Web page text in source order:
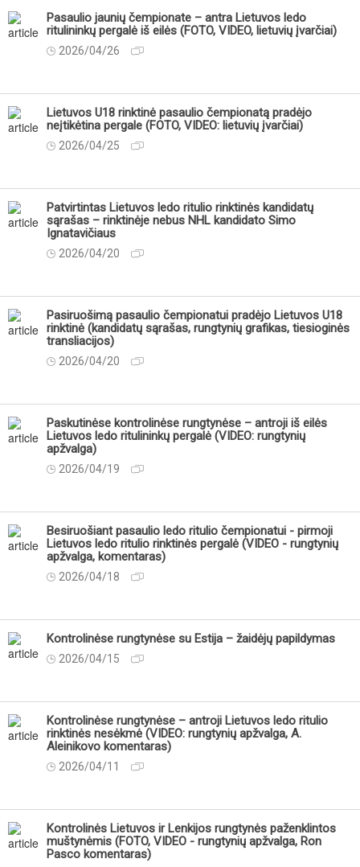
Pasaulio jaunių čempionate – antra Lietuvos ledo
ritulininkų pergalė iš eilės (FOTO, VIDEO, lietuvių įvarčiai)
2026/04/26
Lietuvos U18 rinktinė pasaulio čempionatą pradėjo
neįtikėtina pergale (FOTO, VIDEO: lietuvių įvarčiai)
2026/04/25
Patvirtintas Lietuvos ledo ritulio rinktinės kandidatų
sąrašas – rinktinėje nebus NHL kandidato Simo
Ignatavičiaus
2026/04/20
Pasiruošimą pasaulio čempionatui pradėjo Lietuvos U18
rinktinė (kandidatų sąrašas, rungtynių grafikas, tiesioginės
transliacijos)
2026/04/20
Paskutinėse kontrolinėse rungtynėse – antroji iš eilės
Lietuvos ledo ritulininkų pergalė (VIDEO: rungtynių
apžvalga)
2026/04/19
Besiruošiant pasaulio ledo ritulio čempionatui - pirmoji
Lietuvos ledo ritulio rinktinės pergalė (VIDEO - rungtynių
apžvalga, komentaras)
2026/04/18
Kontrolinėse rungtynėse su Estija – žaidėjų papildymas
2026/04/15
Kontrolinėse rungtynėse – antroji Lietuvos ledo ritulio
rinktinės nesėkmė (VIDEO: rungtynių apžvalga, A.
Aleinikovo komentaras)
2026/04/11
Kontrolinės Lietuvos ir Lenkijos rungtynės paženklintos
muštynėmis (FOTO, VIDEO - rungtynių apžvalga, Ron
Pasco komentaras)